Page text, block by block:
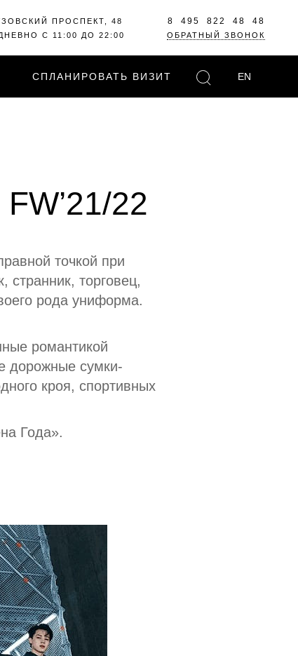
ПРОСПЕКТ, 48
С 11:00 ДО 22:00
8 495 822 48 48
ОБРАТНЫЙ ЗВОНОК
СПЛАНИРОВАТЬ ВИЗИТ EN
22
точкой при
странник, торговец,
рода униформа.
романтикой
дорожные сумки-
кроя, спортивных
Года».